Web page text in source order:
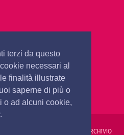
terzi da questo
necessari al
finalità illustrate
saperne di più o
o ad alcuni cookie,
E COOKIES ARCHIVIO